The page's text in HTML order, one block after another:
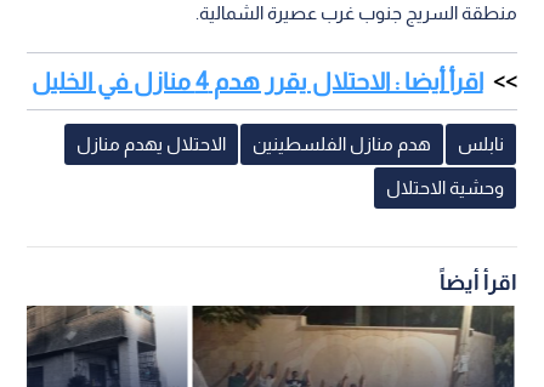
منطقة السريج جنوب غرب عصيرة الشمالية.
اقرأ أيضا : الاحتلال يقرر هدم 4 منازل في الخليل
نابلس هدم منازل الفلسطينين الاحتلال يهدم منازل
وحشية الاحتلال
اقرأ أيضاً